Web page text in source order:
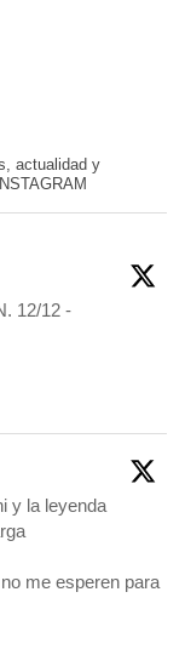
actualidad y
12/12 -
y la leyenda
me esperen para